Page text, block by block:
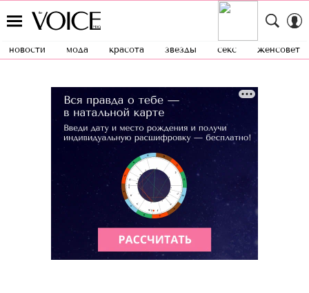
новости мода красота звезды секс женсовет